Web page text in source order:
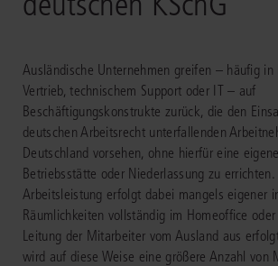
Ausländische Unternehmen greifen – häufig in
Vertrieb, technischem Support oder IT – auf
Beschäftigungskonstrukte zurück, die den
deutschen Arbeitsrecht unterfallenden
Deutschland vorsehen, ohne hierfür eine
Betriebsstätte oder Niederlassung zu errichten.
Arbeitsleistung erfolgt dabei mangels eigener
Räumlichkeiten vollständig im Homeoffice
Leitung der Mitarbeiter vom Ausland aus
wird auf diese Weise eine größere Anzahl von